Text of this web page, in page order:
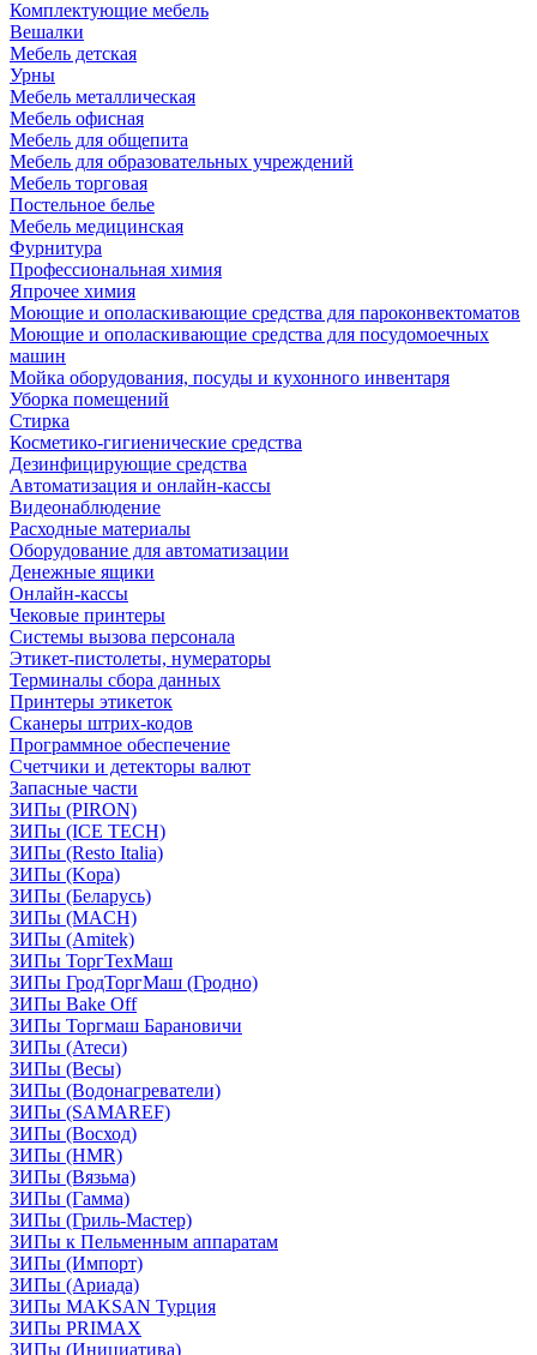
Комплектующие мебель
Вешалки
Мебель детская
Урны
Мебель металлическая
Мебель офисная
Мебель для общепита
Мебель для образовательных учреждений
Мебель торговая
Постельное белье
Мебель медицинская
Фурнитура
Профессиональная химия
Япрочее химия
Моющие и ополаскивающие средства для пароконвектоматов
Моющие и ополаскивающие средства для посудомоечных
машин
Мойка оборудования, посуды и кухонного инвентаря
Уборка помещений
Стирка
Косметико-гигиенические средства
Дезинфицирующие средства
Автоматизация и онлайн-кассы
Видеонаблюдение
Расходные материалы
Оборудование для автоматизации
Денежные ящики
Онлайн-кассы
Чековые принтеры
Системы вызова персонала
Этикет-пистолеты, нумераторы
Терминалы сбора данных
Принтеры этикеток
Сканеры штрих-кодов
Программное обеспечение
Счетчики и детекторы валют
Запасные части
ЗИПы (PIRON)
ЗИПы (ICE TECH)
ЗИПы (Resto Italia)
ЗИПы (Kopa)
ЗИПы (Беларусь)
ЗИПы (MACH)
ЗИПы (Amitek)
ЗИПы ТоргТехМаш
ЗИПы ГродТоргМаш (Гродно)
ЗИПы Bake Off
ЗИПы Торгмаш Барановичи
ЗИПы (Атеси)
ЗИПы (Весы)
ЗИПы (Водонагреватели)
ЗИПы (SAMAREF)
ЗИПы (Восход)
ЗИПы (HMR)
ЗИПы (Вязьма)
ЗИПы (Гамма)
ЗИПы (Гриль-Мастер)
ЗИПы к Пельменным аппаратам
ЗИПы (Импорт)
ЗИПы (Ариада)
ЗИПы MAKSAN Турция
ЗИПы PRIMAX
ЗИПы (Инициатива)